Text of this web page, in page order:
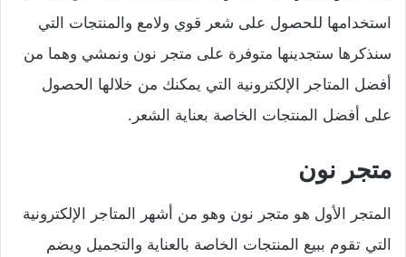
استخدامها للحصول على شعر قوي ولامع والمنتجات التي
سنذكرها ستجدينها متوفرة على متجر نون ونمشي وهما من
أفضل المتاجر الإلكترونية التي يمكنك من خلالها الحصول
على أفضل المنتجات الخاصة بعناية الشعر.
متجر نون
المتجر الأول هو متجر نون وهو من أشهر المتاجر الإلكترونية
التي تقوم ببيع المنتجات الخاصة بالعناية والتجميل ويضم